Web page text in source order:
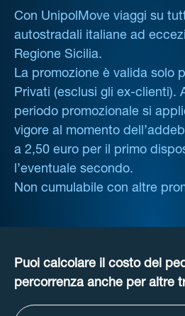
Con UnipolMove viaggi su
autostradali italiane ad
Regione Sicilia.
La promozione è valida solo
Privati (esclusi gli ex-clienti).
periodo promozionale si
vigore al momento
a 2,50 euro per il primo
l’eventuale secondo.
Non cumulabile con altre
Puoi calcolare il costo del
percorrenza anche per altre